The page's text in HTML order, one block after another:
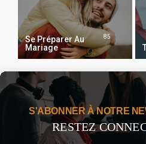
Se Préparer Au
Mariage
85
Recevoir Notre Newsletter
The real voyage of discovery
S'ABONNER À NOTRE
RESTEZ